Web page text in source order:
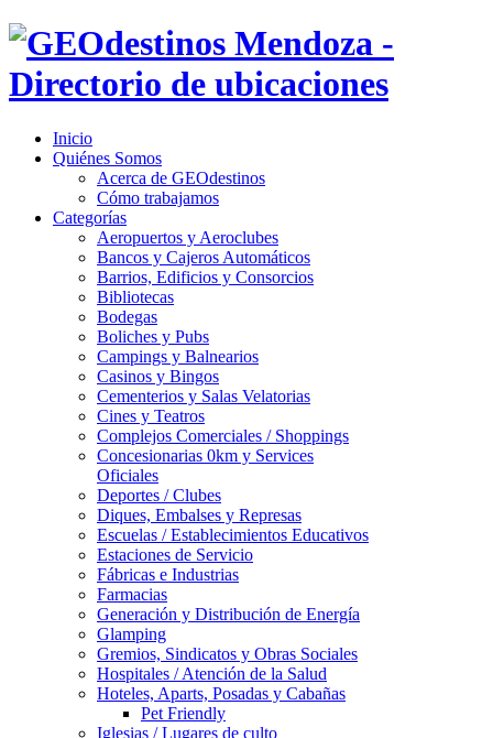
Inicio
Quiénes Somos
Acerca de GEOdestinos
Cómo trabajamos
Categorías
Aeropuertos y Aeroclubes
Bancos y Cajeros Automáticos
Barrios, Edificios y Consorcios
Bibliotecas
Bodegas
Boliches y Pubs
Campings y Balnearios
Casinos y Bingos
Cementerios y Salas Velatorias
Cines y Teatros
Complejos Comerciales / Shoppings
Concesionarias 0km y Services
Oficiales
Deportes / Clubes
Diques, Embalses y Represas
Escuelas / Establecimientos Educativos
Estaciones de Servicio
Fábricas e Industrias
Farmacias
Generación y Distribución de Energía
Glamping
Gremios, Sindicatos y Obras Sociales
Hospitales / Atención de la Salud
Hoteles, Aparts, Posadas y Cabañas
Pet Friendly
Iglesias / Lugares de culto